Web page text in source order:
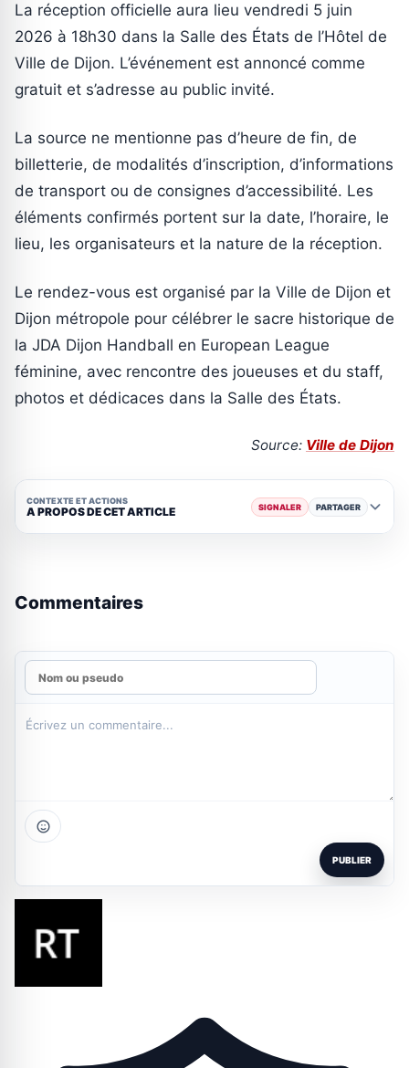
La réception officielle aura lieu vendredi 5 juin
2026 à 18h30 dans la Salle des États de l’Hôtel de
Ville de Dijon. L’événement est annoncé comme
gratuit et s’adresse au public invité.
La source ne mentionne pas d’heure de fin, de
billetterie, de modalités d’inscription, d’informations
de transport ou de consignes d’accessibilité. Les
éléments confirmés portent sur la date, l’horaire, le
lieu, les organisateurs et la nature de la réception.
Le rendez-vous est organisé par la Ville de Dijon et
Dijon métropole pour célébrer le sacre historique de
la JDA Dijon Handball en European League
féminine, avec rencontre des joueuses et du staff,
photos et dédicaces dans la Salle des États.
Source: Ville de Dijon
CONTEXTE ET ACTIONS
A PROPOS DE CET ARTICLE SIGNALER PARTAGER
Commentaires
PUBLIER